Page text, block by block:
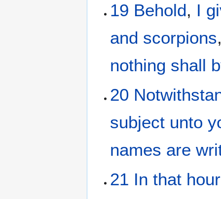
19 Behold, I
and scorpions
nothing shall
20
subject unto
names are
21 In that hour